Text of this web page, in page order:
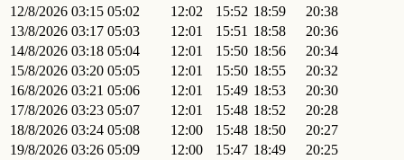
12/8/2026 03:15 05:02 12:02 15:52 18:59
20:38
13/8/2026 03:17 05:03 12:01 15:51 18:58
20:36
14/8/2026 03:18 05:04 12:01 15:50 18:56
20:34
15/8/2026 03:20 05:05 12:01 15:50 18:55
20:32
16/8/2026 03:21 05:06 12:01 15:49 18:53
20:30
17/8/2026 03:23 05:07 12:01 15:48 18:52
20:28
18/8/2026 03:24 05:08 12:00 15:48 18:50
20:27
19/8/2026 03:26 05:09 12:00 15:47 18:49
20:25